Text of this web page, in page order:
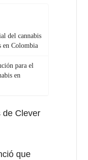
del cannabis
en Colombia
para el
en
de Clever
que